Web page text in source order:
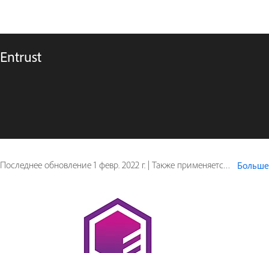
Entrust
Последнее обновление 1 февр. 2022 г. | Также применяется к Adobe Acrobat Sign Больше